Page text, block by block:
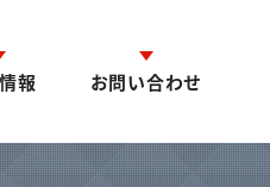
報 お問い合わせ